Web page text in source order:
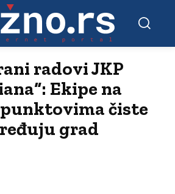
radovi JKP
Ekipe na
čiste
grad